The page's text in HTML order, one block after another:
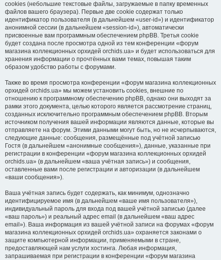
cookies (небольшие текстовые файлы, загружаемые в папку временных
файлов вашего браузера). Первые две cookie содержат только
идентификатор пользователя (в дальнейшем «user-id») и идентификатор
анонимной сессии (в дальнейшем «session-id»), автоматически
присвоенные вам программным обеспечением phpBB. Третья cookie
будет создана после просмотра одной из тем конференции «форум
магазина коллекционных орхидей orchids.ua» и будет использоваться для
хранения информации о прочтённых вами темах, повышая таким
образом удобство работы с форумами.
Также во время просмотра конференции «форум магазина коллекционных
орхидей orchids.ua» мы можем установить cookies, внешние по
отношению к программному обеспечению phpBB, однако они выходят за
рамки этого документа, целью которого является рассмотрение страниц,
созданных исключительно программным обеспечением phpBB. Вторым
источником получения вашей информации являются данные, которые вы
отправляете на форум. Этими данными могут быть, но не исчерпываются,
следующие данные: сообщения, размещённые под учётной записью
Гостя (в дальнейшем «анонимные сообщения»), данные, указанные при
регистрации в конференции «форум магазина коллекционных орхидей
orchids.ua» (в дальнейшем «ваша учётная запись») и сообщения,
оставленные вами после регистрации и авторизации (в дальнейшем
«ваши сообщения»).
Ваша учётная запись будет содержать, как минимум, однозначно
идентифицируемое имя (в дальнейшем «ваше имя пользователя»),
индивидуальный пароль для входа под вашей учётной записью (далее
«ваш пароль») и реальный адрес email (в дальнейшем «ваш адрес
email»). Ваша информация из вашей учётной записи на форумах «форум
магазина коллекционных орхидей orchids.ua» охраняется законами о
защите компьютерной информации, применяемыми в стране,
предоставляющей нам услуги хостинга. Любая информация,
запрашиваемая при регистрации в конференции «форум магазина